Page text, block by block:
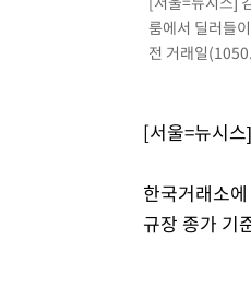
여자배구 이재영·
외국인 심판 성 접
[속보]원·달러 환
[속보]종합특검, '
외신들도 주목한 韓
룸에서 딜러들
전 거래일
[서울=뉴시
한국거래소
규장 종가 기